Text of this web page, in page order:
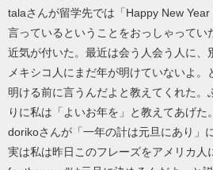
talaさんが留学先では「Happy New
言っているということをおっしゃってい
近気が付いた。最近は会う人会う人に、
メキシコ人にまだ年が明けていないよ
明ける前に言うんだよと教えてくれた。
りに私は「よいお年を」と教えてあげた。
dorikoさんが「一年の計は元旦にあり」
実は私は昨日このフレーズをアメリカ人